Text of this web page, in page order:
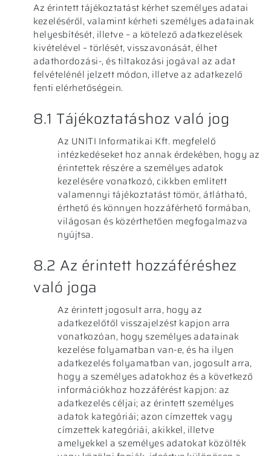
Az érintett tájékoztatást kérhet személyes adatai
kezeléséről, valamint kérheti személyes adatainak
helyesbítését, illetve – a kötelező adatkezelések
kivételével – törlését, visszavonását, élhet
adathordozási-, és tiltakozási jogával az adat
felvételénél jelzett módon, illetve az adatkezelő
fenti elérhetőségein.
8.1 Tájékoztatáshoz való jog
Az UNITI Informatikai Kft. megfelelő
intézkedéseket hoz annak érdekében, hogy az
érintettek részére a személyes adatok
kezelésére vonatkozó, cikkben említett
valamennyi tájékoztatást tömör, átlátható,
érthető és könnyen hozzáférhető formában,
világosan és közérthetően megfogalmazva
nyújtsa.
8.2 Az érintett hozzáféréshez
való joga
Az érintett jogosult arra, hogy az
adatkezelőtől visszajelzést kapjon arra
vonatkozóan, hogy személyes adatainak
kezelése folyamatban van-e, és ha ilyen
adatkezelés folyamatban van, jogosult arra,
hogy a személyes adatokhoz és a következő
információkhoz hozzáférést kapjon: az
adatkezelés céljai; az érintett személyes
adatok kategóriái; azon címzettek vagy
címzettek kategóriái, akikkel, illetve
amelyekkel a személyes adatokat közölték